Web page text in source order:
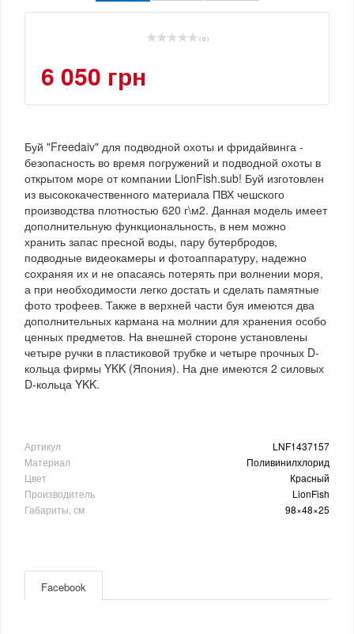
( 0 )
6 050 грн
Буй "Freedaiv" для подводной охоты и фридайвинга -
безопасность во время погружений и подводной охоты в
открытом море от компании LionFish.sub! Буй изготовлен
из высококачественного материала ПВХ чешского
производства плотностью 620 г\м2. Данная модель имеет
дополнительную функциональность, в нем можно
хранить запас пресной воды, пару бутербродов,
подводные видеокамеры и фотоаппаратуру, надежно
сохраняя их и не опасаясь потерять при волнении моря,
а при необходимости легко достать и сделать памятные
фото трофеев. Также в верхней части буя имеются два
дополнительных кармана на молнии для хранения особо
ценных предметов. На внешней стороне установлены
четыре ручки в пластиковой трубке и четыре прочных D-
кольца фирмы YKK (Япония). На дне имеются 2 силовых
D-кольца YKK.
Артикул
LNF1437157
Материал
Поливинилхлорид
Цвет
Красный
Производитель
LionFish
Габариты, см
98×48×25
Facebook